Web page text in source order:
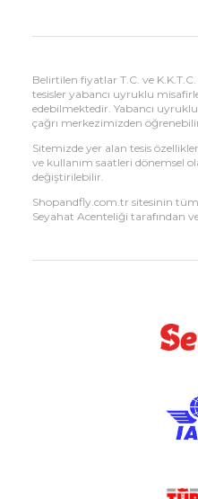
Belirtilen fiyatlar T.C. ve
tesisler yabancı uyruklu
edebilmektedir. Yabancı
çağrı merkezimizden
Sitemizde yer alan tesis
ve kullanım saatleri dönemsel
değiştirilebilir.
Shopandfly.com.tr sitesinin
Seyahat Acenteliği tarafından